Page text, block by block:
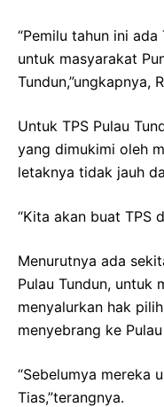
“Pemilu tahun ini
untuk masyarakat
Tundun,”ungkapnya,
Untuk TPS Pulau
yang dimukimi oleh
letaknya tidak jauh
“Kita akan buat TPS
Menurutnya ada
Pulau Tundun, untuk
menyalurkan hak
menyebrang ke
“Sebelumya mereka
Tias,”terangnya.